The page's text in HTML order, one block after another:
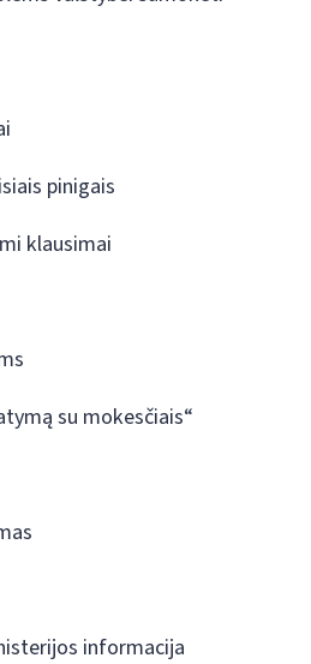
pinigais
klausimai
su mokesčiais“
informacija